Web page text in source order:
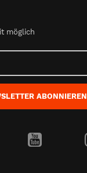
möglich
ABONNIEREN